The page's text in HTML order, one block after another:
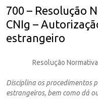
700 – Resolução
CNIg –
estrangeiro
Resolução
Disciplina os procedimentos
estrangeiros, bem como dá